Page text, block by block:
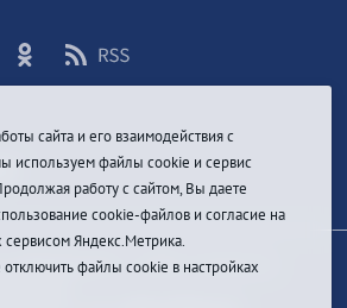
с сайта ссылка на
сайта и его взаимодействия с
используем файлы cookie и сервис
работу с сайтом, Вы даете
cookie-файлов и согласие на
Яндекс.Метрика.
файлы cookie в настройках